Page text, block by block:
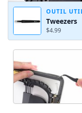
OUTIL
Tweezers
$4.99